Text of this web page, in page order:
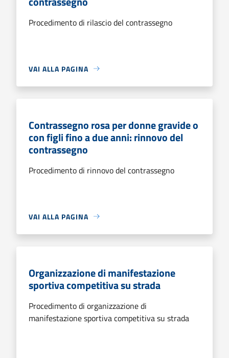
Procedimento di rilascio del contrassegno
VAI ALLA PAGINA
Contrassegno rosa per donne gravide o
con figli fino a due anni: rinnovo del
contrassegno
Procedimento di rinnovo del contrassegno
VAI ALLA PAGINA
Organizzazione di manifestazione
sportiva competitiva su strada
Procedimento di organizzazione di
manifestazione sportiva competitiva su strada